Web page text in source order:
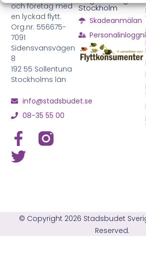
och företag med
en lyckad flytt.
Org.nr: 556675-
7091
Sidensvansvägen
8
192 55 Sollentuna
Stockholms län
info@stadsbudet.se
08-35 55 00
Stockholm
Skadeanmälan
© Copyright 2026 Stadsbudet
Reserved.